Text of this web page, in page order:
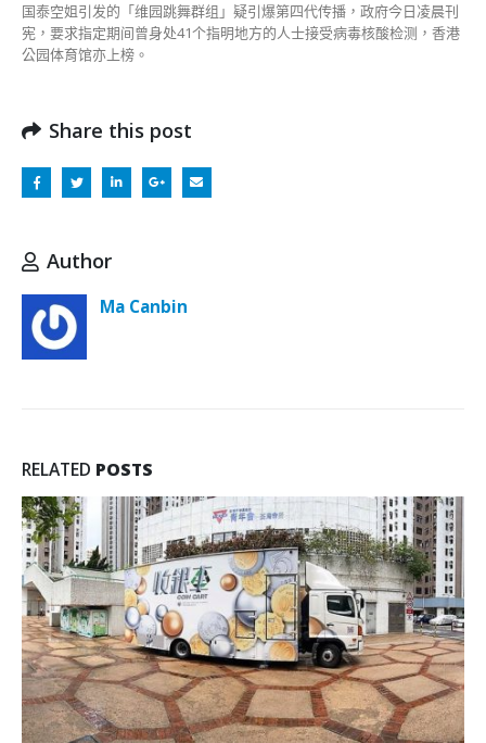
国泰空姐引发的「维园跳舞群组」疑引爆第四代传播，政府今日凌晨刊
宪，要求指定期间曾身处41个指明地方的人士接受病毒核酸检测，香港
公园体育馆亦上榜。
Share this post
Author
Ma Canbin
RELATED POSTS